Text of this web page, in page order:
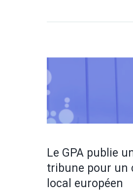
Le GPA publie
tribune pour un
local européen